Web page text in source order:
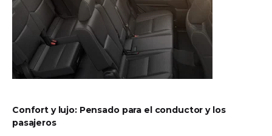
Confort y lujo: Pensado para el conductor y los
pasajeros